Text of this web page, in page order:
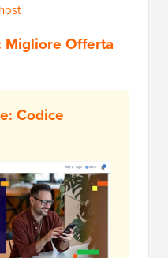
Migliore Offerta
Codice